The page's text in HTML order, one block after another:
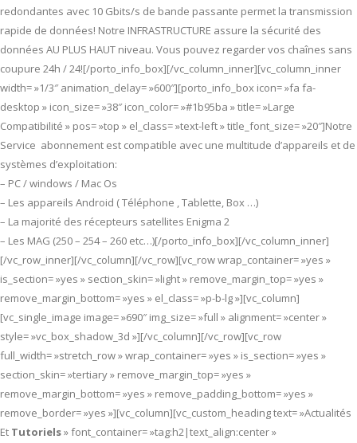
redondantes avec 10 Gbits/s de bande passante permet la transmission
rapide de données! Notre INFRASTRUCTURE assure la sécurité des
données AU PLUS HAUT niveau. Vous pouvez regarder vos chaînes sans
coupure 24h / 24![/porto_info_box][/vc_column_inner][vc_column_inner
width= »1/3″ animation_delay= »600″][porto_info_box icon= »fa fa-
desktop » icon_size= »38″ icon_color= »#1b95ba » title= »Large
Compatibilité » pos= »top » el_class= »text-left » title_font_size= »20″]Notre
Service abonnement est compatible avec une multitude d’appareils et de
systèmes d’exploitation:
– PC / windows / Mac Os
– Les appareils Android ( Téléphone , Tablette, Box …)
– La majorité des récepteurs satellites Enigma 2
– Les MAG (250 – 254 – 260 etc…)[/porto_info_box][/vc_column_inner]
[/vc_row_inner][/vc_column][/vc_row][vc_row wrap_container= »yes »
is_section= »yes » section_skin= »light » remove_margin_top= »yes »
remove_margin_bottom= »yes » el_class= »p-b-lg »][vc_column]
[vc_single_image image= »690″ img_size= »full » alignment= »center »
style= »vc_box_shadow_3d »][/vc_column][/vc_row][vc_row
full_width= »stretch_row » wrap_container= »yes » is_section= »yes »
section_skin= »tertiary » remove_margin_top= »yes »
remove_margin_bottom= »yes » remove_padding_bottom= »yes »
remove_border= »yes »][vc_column][vc_custom_heading text= »Actualités
Et Tutoriels» font_container= »tag:h2|text_align:center »